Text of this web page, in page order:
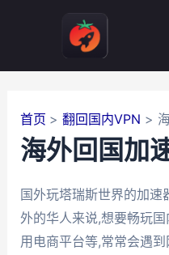
首页 翻回国内VPN
海外回国加
国外玩塔瑞斯世界的加
外的华人来说,想要畅玩
用电商平台等,常常会遇